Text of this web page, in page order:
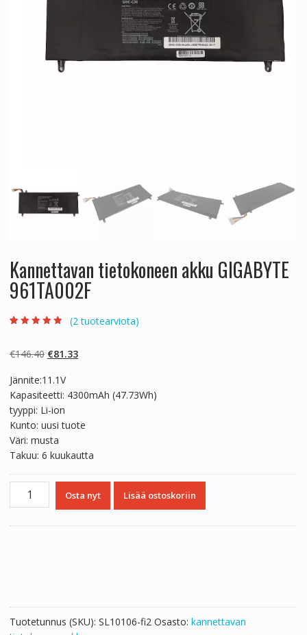
Kannettavan tietokoneen akku GIGABYTE
961TA002F
asiakkaan
(2tuotearviota)
€146.40 Alkuperäinen
oli:
€146.40.
€81.33Nykyinen
€81.33.
Jännite:11.1V
Kapasiteetti: 4300mAh (47.73Wh)
tyyppi: Li-ion
Kunto: uusi tuote
Väri: musta
Takuu: 6 kuukautta
Kannettavan
tietokoneen
Osta nyt Lisää ostoskoriin
Tuotetunnus (SKU): SL10106-fi2 Osasto: kannettavan